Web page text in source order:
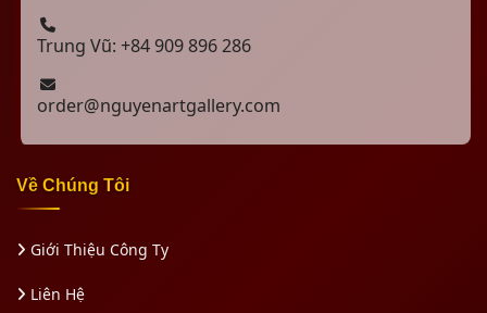
Trung Vũ: +84 909 896 286
order@nguyenartgallery.com
Về Chúng Tôi
Giới Thiệu Công Ty
Liên Hệ